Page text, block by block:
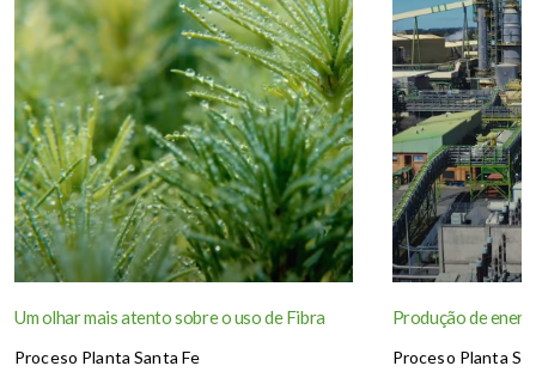
Um olhar mais atento sobre o uso de Fibra
Proceso Planta Santa Fe
Produção de
Proceso Planta